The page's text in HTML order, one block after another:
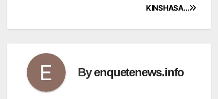
KINSHASA…
Byenquetenews.info